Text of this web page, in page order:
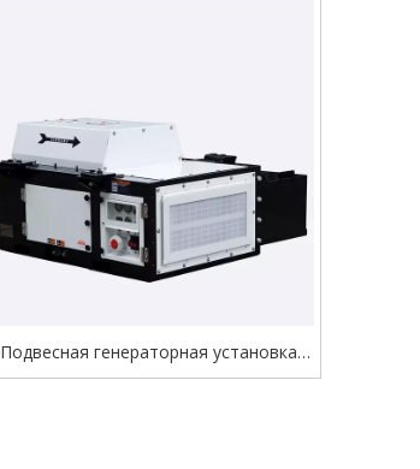
Подвесная генераторная установка
20UDM для большого резервуара